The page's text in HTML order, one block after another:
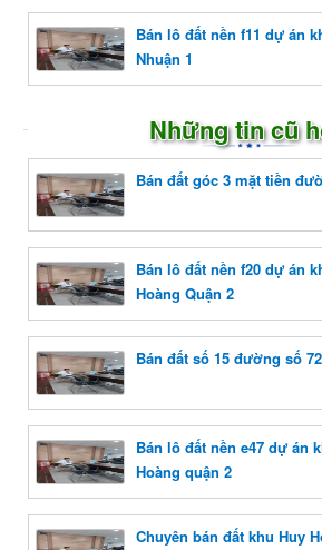
Bán lô đất nền f11 dự án
Nhuận 1
Những tin cũ
Bán đất góc 3 mặt tiền
Bán lô đất nền f20 dự án
Hoàng Quận 2
Bán đất số 15 đường số
Bán lô đất nền e47 dự án
Hoàng quận 2
Chuyên bán đất khu Huy